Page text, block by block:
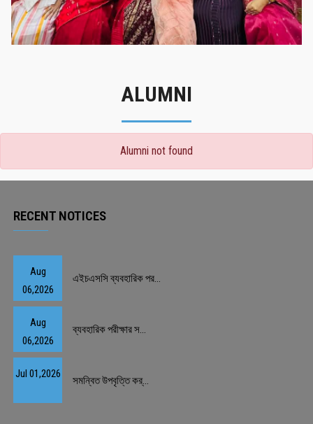
ALUMNI
Alumni not found
RECENT NOTICES
Aug
06,2026
এইচএসসি ব্যবহারিক পর...
Aug
06,2026
ব্যবহারিক পরীক্ষার স...
Jul 01,2026
সমন্বিত উপবৃত্তি কর্...